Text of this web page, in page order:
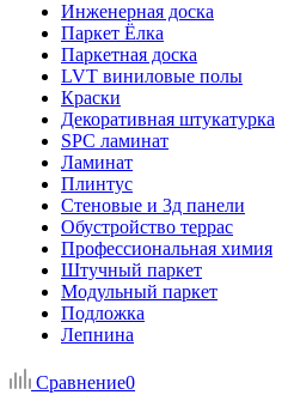
Инженерная доска
Паркет Ёлка
Паркетная доска
LVT виниловые полы
Краски
Декоративная штукатурка
SPC ламинат
Ламинат
Плинтус
Стеновые и 3д панели
Обустройство террас
Профессиональная химия
Штучный паркет
Модульный паркет
Подложка
Лепнина
Сравнение0